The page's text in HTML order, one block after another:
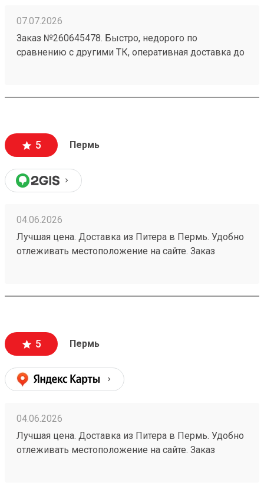
07.07.2026
Заказ №260645478. Быстро, недорого по
сравнению с другими ТК, оперативная доставка до
5 Пермь
04.06.2026
Лучшая цена. Доставка из Питера в Пермь. Удобно
отлеживать местоположение на сайте. Заказ
5 Пермь
04.06.2026
Лучшая цена. Доставка из Питера в Пермь. Удобно
отлеживать местоположение на сайте. Заказ